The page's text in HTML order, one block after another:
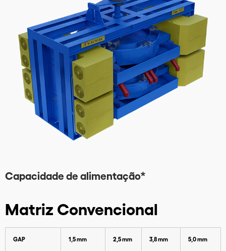
Capacidade de alimentação*
Matriz Convencional
GAP 1,5 mm 2,5 mm 3,8 mm 5,0 mm